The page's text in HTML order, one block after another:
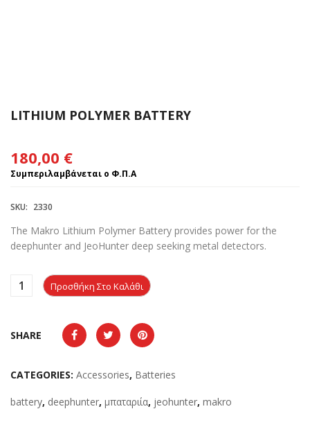
LITHIUM POLYMER BATTERY
180,00 €
Συμπεριλαμβάνεται ο Φ.Π.Α
SKU: 2330
The Makro Lithium Polymer Battery provides power for the
deephunter and JeoHunter deep seeking metal detectors.
Προσθήκη Στο Καλάθι
SHARE
CATEGORIES: Accessories, Batteries
battery, deephunter, μπαταριία, jeohunter, makro